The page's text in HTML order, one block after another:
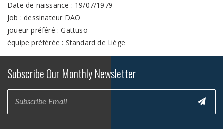
Date de naissance : 19/07/1979
Job : dessinateur DAO
joueur préféré : Gattuso
équipe préférée : Standard de Liège
Subscribe Our Monthly Newsletter